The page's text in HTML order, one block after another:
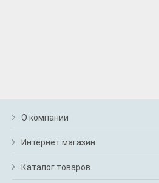
О компании
Интернет магазин
Каталог товаров